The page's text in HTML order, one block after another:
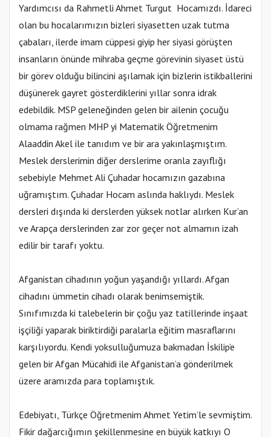
Yardımcısı da Rahmetli Ahmet Turgut Hocamızdı. İdareci
olan bu hocalarımızın bizleri siyasetten uzak tutma
çabaları, ilerde imam cüppesi giyip her siyasi görüşten
insanların önünde mihraba geçme görevinin siyaset üstü
bir görev olduğu bilincini aşılamak için bizlerin istikballerini
düşünerek gayret gösterdiklerini yıllar sonra idrak
edebildik. MSP geleneğinden gelen bir ailenin çocuğu
olmama rağmen MHP yi Matematik Öğretmenim
Alaaddin Akel ile tanıdım ve bir ara yakınlaşmıştım.
Meslek derslerimin diğer derslerime oranla zayıflığı
sebebiyle Mehmet Ali Çuhadar hocamızın gazabına
uğramıştım. Çuhadar Hocam aslında haklıydı. Meslek
dersleri dışında ki derslerden yüksek notlar alırken Kur’an
ve Arapça derslerinden zar zor geçer not almamın izah
edilir bir tarafı yoktu.
Afganistan cihadının yoğun yaşandığı yıllardı. Afgan
cihadını ümmetin cihadı olarak benimsemiştik.
Sınıfımızda ki talebelerin bir çoğu yaz tatillerinde inşaat
işçiliği yaparak biriktirdiği paralarla eğitim masraflarını
karşılıyordu. Kendi yoksulluğumuza bakmadan İskilip’e
gelen bir Afgan Mücahidi ile Afganistan’a gönderilmek
üzere aramızda para toplamıştık.
Edebiyatı, Türkçe Öğretmenim Ahmet Yetim’le sevmiştim.
Fikir dağarcığımın şekillenmesine en büyük katkıyı O